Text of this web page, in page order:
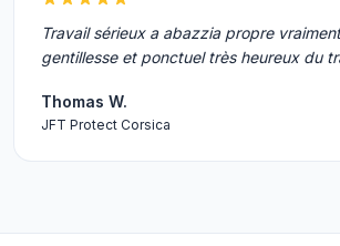
Travail sérieux a abazzia propre
gentillesse et ponctuel très heureux du
Thomas W.
JFT Protect Corsica